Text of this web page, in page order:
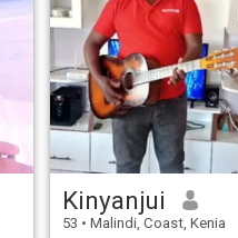
Kinyanjui
53 • Malindi, Coast, Kenia